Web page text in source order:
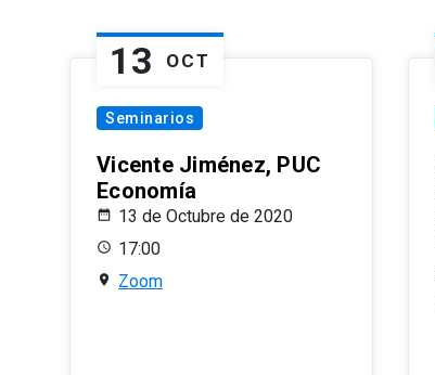
13 OCT
Seminarios
Vicente Jiménez, PUC
Economía
13 de Octubre de 2020
17:00
Zoom